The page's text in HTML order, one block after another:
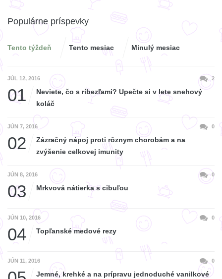
Populárne príspevky
Tento týždeň Tento mesiac Minulý mesiac
JÚL 12, 2016 2
01
Neviete, čo s ríbezľami? Upečte si v lete snehový
koláč
JÚN 7, 2016 0
02
Zázračný nápoj proti rôznym chorobám a na
zvýšenie celkovej imunity
JÚN 8, 2016 0
03 Mrkvová nátierka s cibuľou
JÚN 10, 2016 0
04 Topľanské medové rezy
JÚN 11, 2016 0
Jemné, krehké a na prípravu jednoduché vanilkové